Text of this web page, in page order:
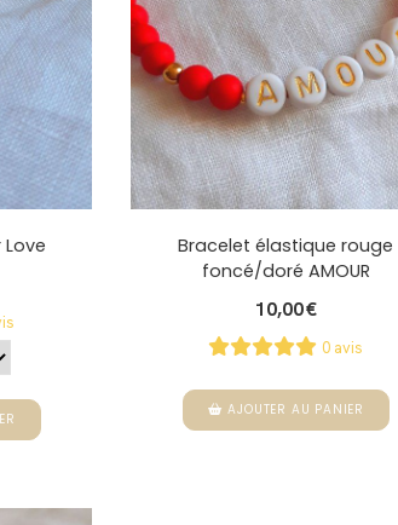
Bracelet élastique rouge
foncé/doré AMOUR
10,00€
0 avis
AJOUTER AU PANIER